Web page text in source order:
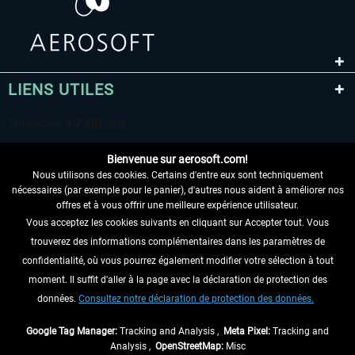
LIENS UTILES
RENONCER AU CONTRAT ICI
INFORMATIONS
NE MANQUEZ PAS LES DERNIÈRES
Bienvenue sur aerosoft.com!
Nous utilisons des cookies. Certains d'entre eux sont techniquement
nécessaires (par exemple pour le panier), d'autres nous aident à améliorer nos
offres et à vous offrir une meilleure expérience utilisateur.
Vous acceptez les cookies suivants en cliquant sur Accepter tout. Vous
trouverez des informations complémentaires dans les paramètres de
confidentialité, où vous pourrez également modifier votre sélection à tout
moment. Il suffit d'aller à la page avec la déclaration de protection des
données. Consultez notre déclaration de protection des données.
Google Tag Manager: Tracking and Analysis , Meta Pixel: Tracking and
Analysis , OpenStreetMap:Misc